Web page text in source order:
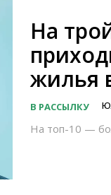
На
жилья
В РАССЫЛКУ
На топ-10 —